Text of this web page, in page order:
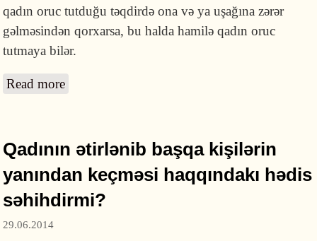
qadın oruc tutduğu təqdirdə ona və ya uşağına zərər
gəlməsindən qorxarsa, bu halda hamilə qadın oruc
tutmaya bilər.
Read more
Qadının ətirlənib başqa kişilərin
yanından keçməsi haqqındakı hədis
səhihdirmi?
29.06.2014